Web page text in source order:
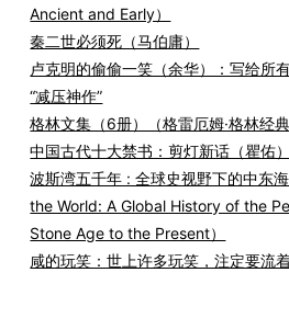
Ancient and Early）
秦二世必须死（马伯庸）
卢克明的偷偷一笑（余华）：写给所
“减压神作”
格林文集（6册）（格雷厄姆·格林经
中国古代十大禁书：剪灯新话（瞿佑）
波斯湾五千年 : 全球史视野下的中东
the World: A Global History of the
Stone Age to the Present）
咸的玩笑：世上许多玩笑，注定要流